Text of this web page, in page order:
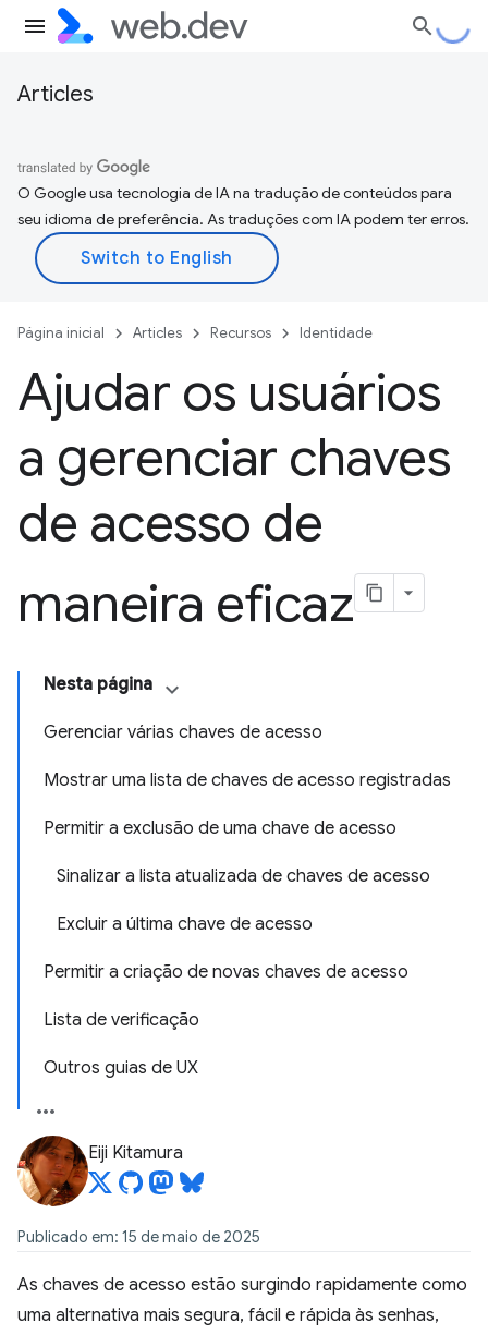
Articles
O Google usa tecnologia de IA na tradução de conteúdos para
seu idioma de preferência. As traduções com IA podem ter erros.
Página inicial Articles Recursos Identidade
Ajudar os usuários
a gerenciar chaves
de acesso de
maneira eficaz
Nesta página
Gerenciar várias chaves de acesso
Mostrar uma lista de chaves de acesso registradas
Permitir a exclusão de uma chave de acesso
Sinalizar a lista atualizada de chaves de acesso
Excluir a última chave de acesso
Permitir a criação de novas chaves de acesso
Lista de verificação
Outros guias de UX
Eiji Kitamura
Publicado em: 15 de maio de 2025
As chaves de acesso estão surgindo rapidamente como
uma alternativa mais segura, fácil e rápida às senhas,